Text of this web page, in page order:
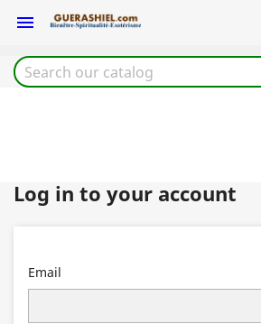

Log in to your account
Email